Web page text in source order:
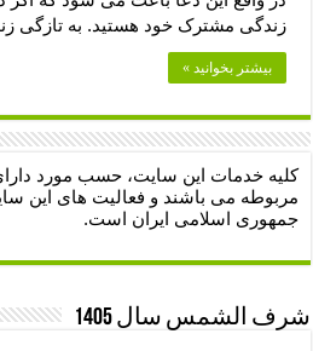
زندگی مشترک خود هستید. به تازگی
بیشتر بخوانید »
کلیه خدمات این سایت، حسب مورد
مربوطه می باشند و فعالیت های این
جمهوری اسلامی ایران است.
شرف الشمس سال 1405